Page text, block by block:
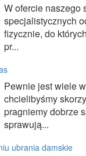
W ofercie naszego
specjalistycznych
fizycznie, do
pr...
Pewnie jest wiele
chcielibyśmy
pragniemy dobrze
sprawują...
ubrania damskie